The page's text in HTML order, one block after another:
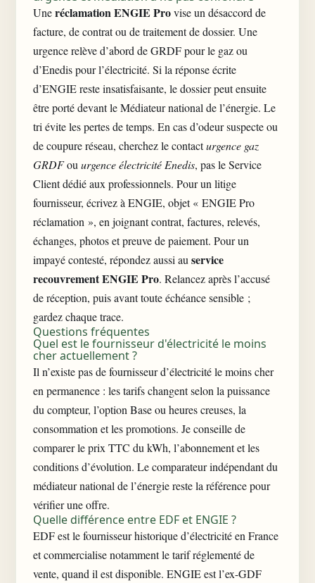
Uneréclamation ENGIE Provise un désaccord de
facture, de contrat ou de traitement de dossier. Une
urgence relève d’abord de GRDF pour le gaz ou
d’Enedis pour l’électricité. Si la réponse écrite
d’ENGIE reste insatisfaisante, le dossier peut ensuite
être porté devant le Médiateur national de l’énergie. Le
tri évite les pertes de temps. En cas d’odeur suspecte ou
de coupure réseau, cherchez le contacturgence gaz
GRDFou urgence électricité Enedis, pas le Service
Client dédié aux professionnels. Pour un litige
fournisseur, écrivez à ENGIE, objet « ENGIE Pro
réclamation », en joignant contrat, factures, relevés,
échanges, photos et preuve de paiement. Pour un
impayé contesté, répondez aussi au service
recouvrement ENGIE Pro. Relancez après l’accusé
de réception, puis avant toute échéance sensible ;
gardez chaque trace.
Questions fréquentes
Quel est le fournisseur d'électricité le moins
cher actuellement ?
Il n’existe pas de fournisseur d’électricité le moins cher
en permanence : les tarifs changent selon la puissance
du compteur, l’option Base ou heures creuses, la
consommation et les promotions. Je conseille de
comparer le prix TTC du kWh, l’abonnement et les
conditions d’évolution. Le comparateur indépendant du
médiateur national de l’énergie reste la référence pour
vérifier une offre.
Quelle différence entre EDF et ENGIE ?
EDF est le fournisseur historique d’électricité en France
et commercialise notamment le tarif réglementé de
vente, quand il est disponible. ENGIE est l’ex-GDF